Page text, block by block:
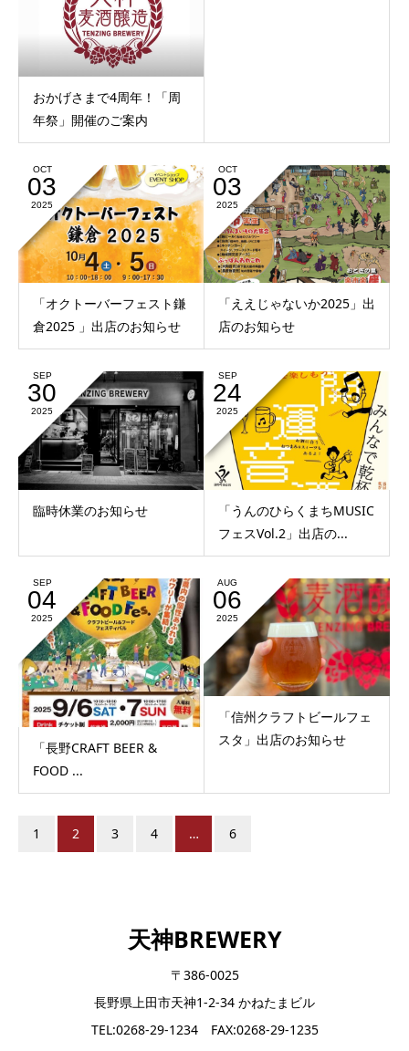
おかげさまで4周年！「周
年祭」開催のご案内
OCT
03
2025
「オクトーバーフェスト鎌
倉2025 」出店のお知らせ
OCT
03
2025
「ええじゃないか2025」出
店のお知らせ
SEP
30
2025
臨時休業のお知らせ
SEP
24
2025
「うんのひらくまちMUSIC
フェスVol.2」出店の...
SEP
04
2025
「長野CRAFT BEER &
FOOD ...
AUG
06
2025
「信州クラフトビールフェ
スタ」出店のお知らせ
1 2 3 4 … 6
天神BREWERY
〒386-0025
長野県上田市天神1-2-34 かねたまビル
TEL:0268-29-1234 FAX:0268-29-1235